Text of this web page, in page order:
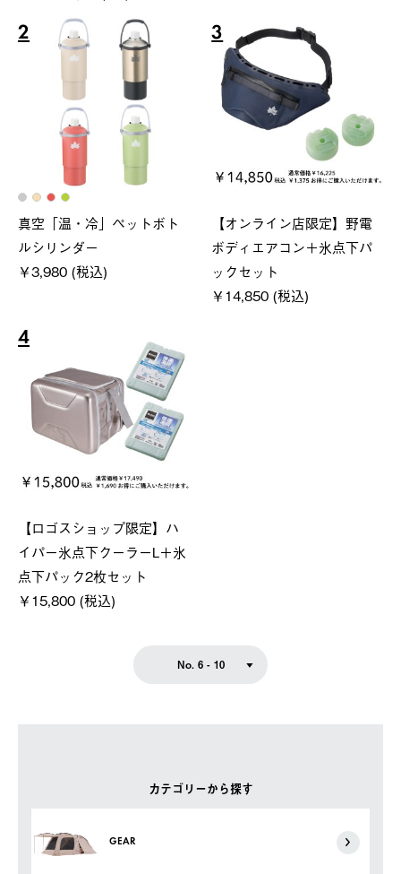
カテゴリーから探す
GEAR
2
真空「温・冷」ペットボト
ルシリンダー
￥3,980 (税込)
3
【オンライン店限定】野電
ボディエアコン＋氷点下パ
ックセット
￥14,850 (税込)
4
【ロゴスショップ限定】ハ
イパー氷点下クーラーL＋氷
点下パック2枚セット
￥15,800 (税込)
No. 6 - 10